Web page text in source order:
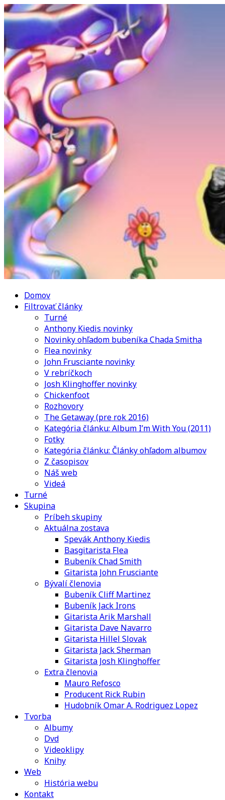
Domov
Filtrovať články
Turné
Anthony Kiedis novinky
Novinky ohľadom bubeníka Chada Smitha
Flea novinky
John Frusciante novinky
V rebríčkoch
Josh Klinghoffer novinky
Chickenfoot
Rozhovory
The Getaway (pre rok 2016)
Kategória článku: Album I’m With You (2011)
Fotky
Kategória článku: Články ohľadom albumov
Z časopisov
Náš web
Videá
Turné
Skupina
Príbeh skupiny
Aktuálna zostava
Spevák Anthony Kiedis
Basgitarista Flea
Bubeník Chad Smith
Gitarista John Frusciante
Bývalí členovia
Bubeník Cliff Martinez
Bubeník Jack Irons
Gitarista Arik Marshall
Gitarista Dave Navarro
Gitarista Hillel Slovak
Gitarista Jack Sherman
Gitarista Josh Klinghoffer
Extra členovia
Mauro Refosco
Producent Rick Rubin
Hudobník Omar A. Rodriguez Lopez
Tvorba
Albumy
Dvd
Videoklipy
Knihy
Web
História webu
Kontakt